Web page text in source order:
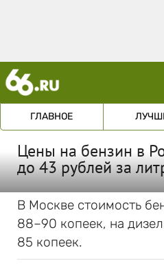
ГЛАВНОЕ
Цены на бензин в
до 43 рублей за
В Москве стоимость
88–90 копеек, на
85 копеек.